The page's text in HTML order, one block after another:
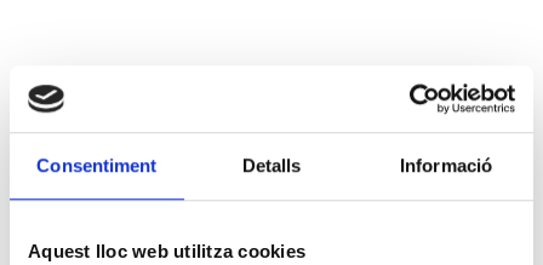
Consentiment Detalls Informació
Aquest lloc web utilitza cookies